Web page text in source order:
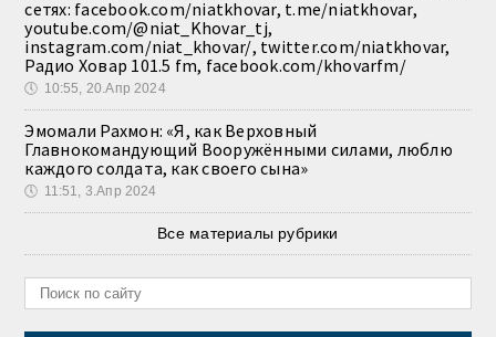
сетях: facebook.com/niatkhovar, t.me/niatkhovar,
youtube.com/@niat_Khovar_tj,
instagram.com/niat_khovar/, twitter.com/niatkhovar,
Радио Ховар 101.5 fm, facebook.com/khovarfm/
🕔 10:55, 20.Апр 2024
Эмомали Рахмон: «Я, как Верховный
Главнокомандующий Вооружёнными силами, люблю
каждого солдата, как своего сына»
🕔 11:51, 3.Апр 2024
Все материалы рубрики